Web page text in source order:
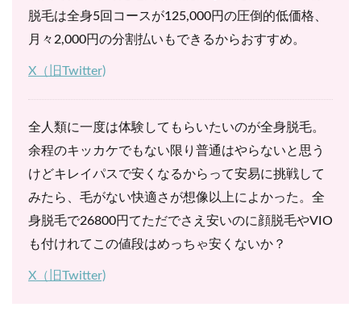
脱毛は全身5回コースが125,000円の圧倒的低価格、
月々2,000円の分割払いもできるからおすすめ。
X（旧Twitter)
全人類に一度は体験してもらいたいのが全身脱毛。
余程のキッカケでもない限り普通はやらないと思う
けどキレイパスで安くなるからって安易に挑戦して
みたら、毛がない快適さが想像以上によかった。全
身脱毛で26800円てただでさえ安いのに顔脱毛やVIO
も付けれてこの値段はめっちゃ安くないか？
X（旧Twitter)